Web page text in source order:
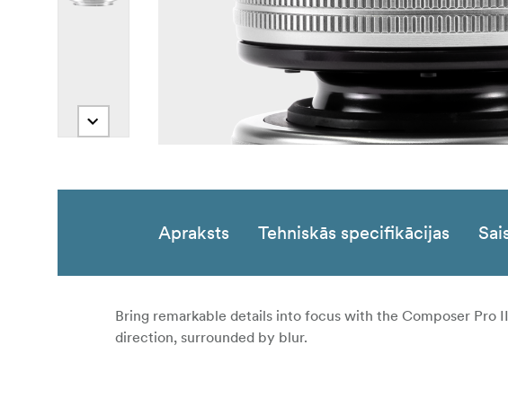
Apraksts Tehniskās specifikācijas
Bring remarkable details into focus with the Composer Pro
direction, surrounded by blur.